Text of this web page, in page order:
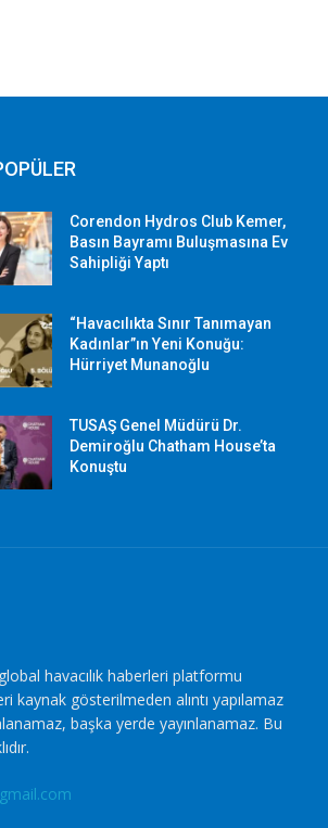
Corendon Hydros Club Kemer,
Basın Bayramı Buluşmasına Ev
Sahipliği Yaptı
“Havacılıkta Sınır Tanımayan
Kadınlar”ın Yeni Konuğu:
Hürriyet Munanoğlu
TUSAŞ Genel Müdürü Dr.
Demiroğlu Chatham House’ta
Konuştu
havacılık haberleri platformu
kaynak gösterilmeden alıntı yapılamaz
başka yerde yayınlanamaz. Bu